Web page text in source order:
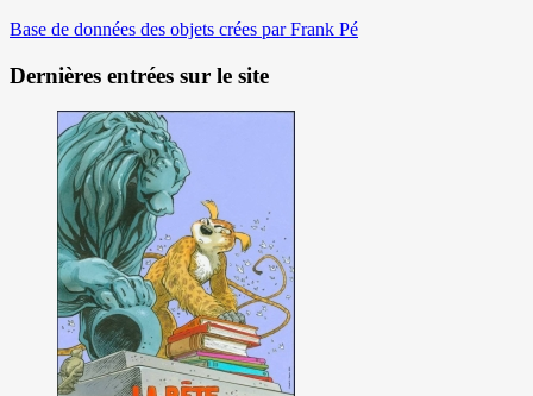
Base de données des objets crées par Frank Pé
Dernières entrées sur le site